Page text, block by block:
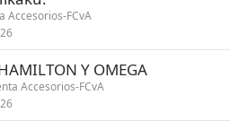
Accesorios-FCvA
Y OMEGA
Accesorios-FCvA